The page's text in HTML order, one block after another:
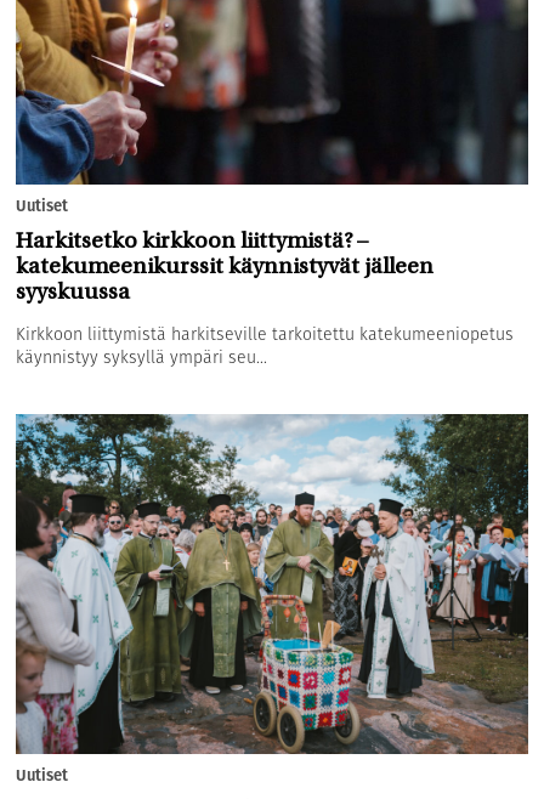
Uutiset
Harkitsetko kirkkoon liittymistä? –
katekumeenikurssit käynnistyvät jälleen
syyskuussa
Kirkkoon liittymistä harkitseville tarkoitettu katekumeeniopetus
käynnistyy syksyllä ympäri seu...
Uutiset